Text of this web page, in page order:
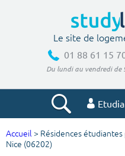
Le site de
01 88 61 15
Du lundi au vendredi de
Votre
Accueil > Résidences étudiantes
Nice (06202)